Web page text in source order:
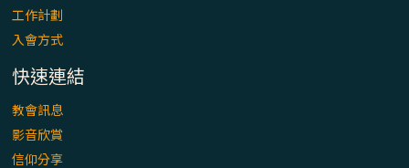
工作計劃
入會方式
快速連結
教會訊息
影音欣賞
信仰分享